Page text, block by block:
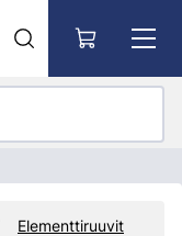
Elementtiruuvit